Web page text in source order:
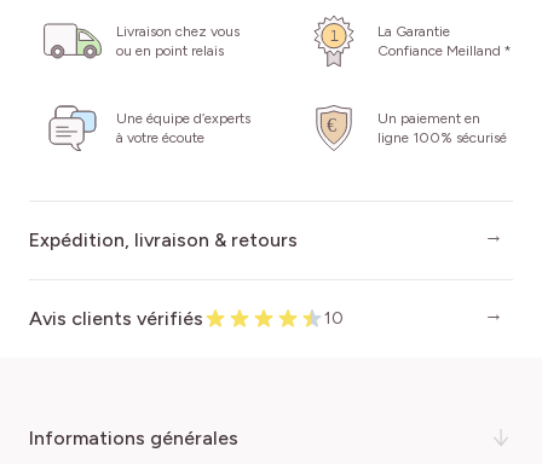
Livraison chez vous
ou en point relais
La Garantie
Confiance Meilland *
Une équipe d’experts
à votre écoute
Un paiement en
ligne 100% sécurisé
Expédition, livraison & retours
Avis clients vérifiés 10
informations générales